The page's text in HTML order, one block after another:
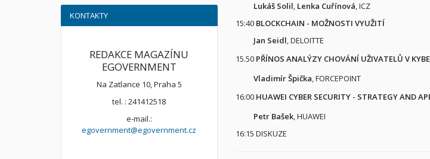
Lukáš Solil, Lenka Cuřínová, ICZ
15:40 BLOCKCHAIN - MOŽNOSTI VYUŽITÍ
Jan Seidl, DELOITTE
15.50 PŘÍNOS ANALÝZY CHOVÁNÍ UŽIVATELŮ V
Vladimír Špička, FORCEPOINT
16:00 HUAWEI CYBER SECURITY - STRATEGY AND
Petr Bašek, HUAWEI
16:15 DISKUZE
KONTAKTY
REDAKCE MAGAZÍNU
EGOVERNMENT
Na Zatlance 10, Praha 5
tel. : 241412518
e-mail.:
egovernment@egovernment.cz